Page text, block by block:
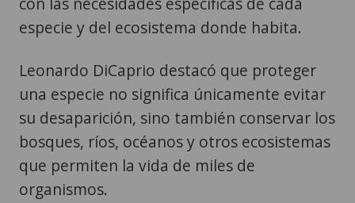
especie y del ecosistema donde habita.
Leonardo DiCaprio destacó que proteger
una especie no significa únicamente evitar
su desaparición, sino también conservar los
bosques, ríos, océanos y otros ecosistemas
que permiten la vida de miles de
organismos.